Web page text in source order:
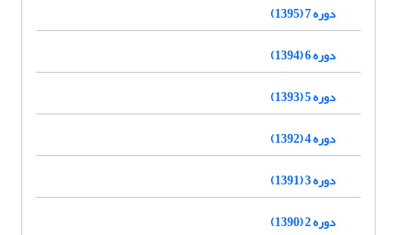
دوره 7 (1395)
دوره 6 (1394)
دوره 5 (1393)
دوره 4 (1392)
دوره 3 (1391)
دوره 2 (1390)